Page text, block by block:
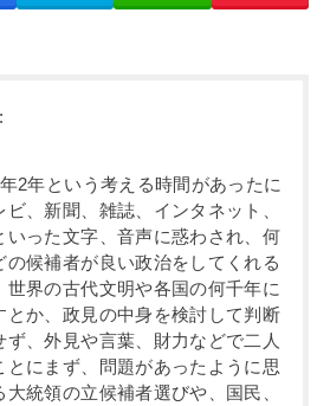
2年という考える時間があったに
、新聞、雑誌、インタネット、
いった文字、音声に惑わされ、何
の候補者が良い政治をしてくれる
世界の古代文明や各国の何千年に
とか、政見の中身を検討して判断
ず、外見や言葉、財力などで二人
とにまず、問題があったように思
統領の立候補者選びや、国民、